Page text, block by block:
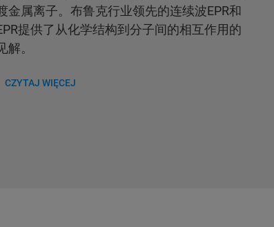
金属离子。布鲁克行业领先的连续波EPR和
提供了从化学结构到分子间的相互作用的
解。
CZYTAJ WIĘCEJ